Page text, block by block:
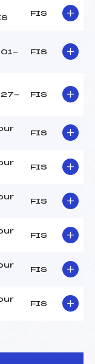
FIS
01-
FIS
27-
FIS
FIS
FIS
FIS
FIS
FIS
FIS